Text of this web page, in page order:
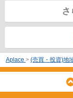
Aplace > (売買・投資)地